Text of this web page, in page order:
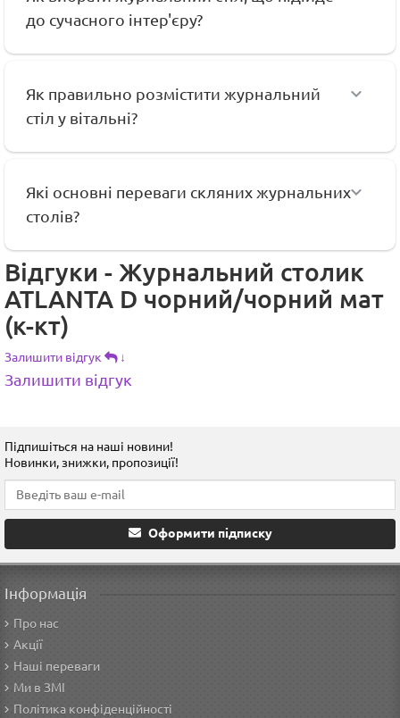
до сучасного інтер'єру?
Як правильно розмістити журнальний
стіл у вітальні?
Які основні переваги скляних журнальних
столів?
Відгуки - Журнальний столик
ATLANTA D чорний/чорний мат
(к-кт)
Залишити відгук ↓
Залишити відгук
Підпишіться на наші новини!
Новинки, знижки, пропозиції!
Оформити підписку
Інформація
Про нас
Акції
Наші переваги
Ми в ЗМІ
Політика конфіденційності